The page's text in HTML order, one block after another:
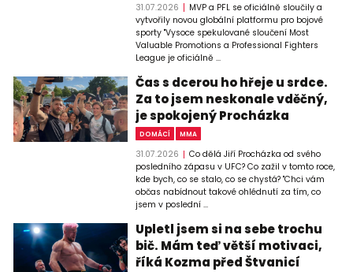
31.07.2026
MVP a PFL se oficiálně sloučily a
vytvořily novou globální platformu pro bojové
sporty "Vysoce spekulované sloučení Most
Valuable Promotions a Professional Fighters
League je oficiálně ...
Čas s dcerou ho hřeje u srdce.
Za to jsem neskonale vděčný,
je spokojený Procházka
DOMÁCÍ MMA
31.07.2026
Co dělá Jiří Procházka od svého
posledního zápasu v UFC? Co zažil v tomto roce,
kde bych, co se stalo, co se chystá? "Chci vám
občas nabídnout takové ohlédnutí za tím, co
jsem v poslední ...
Upletl jsem si na sebe trochu
bič. Mám teď větší motivaci,
říká Kozma před Štvanicí